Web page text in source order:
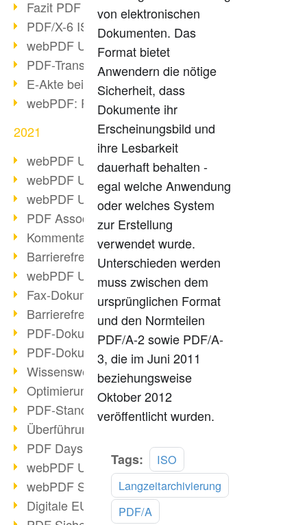
Fazit PDF Days 2021
PDF/X-6 ISO-Norm
webPDF Update 8.0.0.2393
PDF-Transparenz beim PDF-Format
E-Akte bei Behörden
webPDF: PDF-Anhänge verwalten
2021
webPDF Update 8.0.0.2376
webPDF Update 8.0.0.2374
webPDF Update 8.0.0.2372
PDF Association 2021 Entwicklungen
Kommentare im PDF einfügen
Barrierefreie PDF-Dokumente (3/3)
webPDF Update 8.0.0.2338
Fax-Dokumente in Workflow
Barrierefreie PDF-Dokumente (2/3)
PDF-Dokumente mit OCR optimieren
PDF-Dokumente barrierefrei?
Wissenswertes über E-Signatur
Optimierung des PDF-Formats
PDF-Standards im Überblick
Überführung PDF/A in Archivsystem
PDF Days Europe 2021
webPDF Update 8.0.0.2282
webPDF Statistik-Auswertungen
Digitale EU COVID-Zertifikate
von elektronischen
Dokumenten. Das
Format bietet
Anwendern die nötige
Sicherheit, dass
Dokumente ihr
Erscheinungsbild und
ihre Lesbarkeit
dauerhaft behalten -
egal welche Anwendung
oder welches System
zur Erstellung
verwendet wurde.
Unterschieden werden
muss zwischen dem
ursprünglichen Format
und den Normteilen
PDF/A-2 sowie PDF/A-
3, die im Juni 2011
beziehungsweise
Oktober 2012
veröffentlicht wurden.
Tags:
ISO
Langzeitarchivierung
PDF/A